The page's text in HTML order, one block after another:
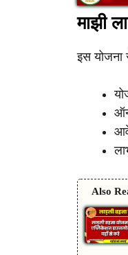
माझी
इस योजना
Also